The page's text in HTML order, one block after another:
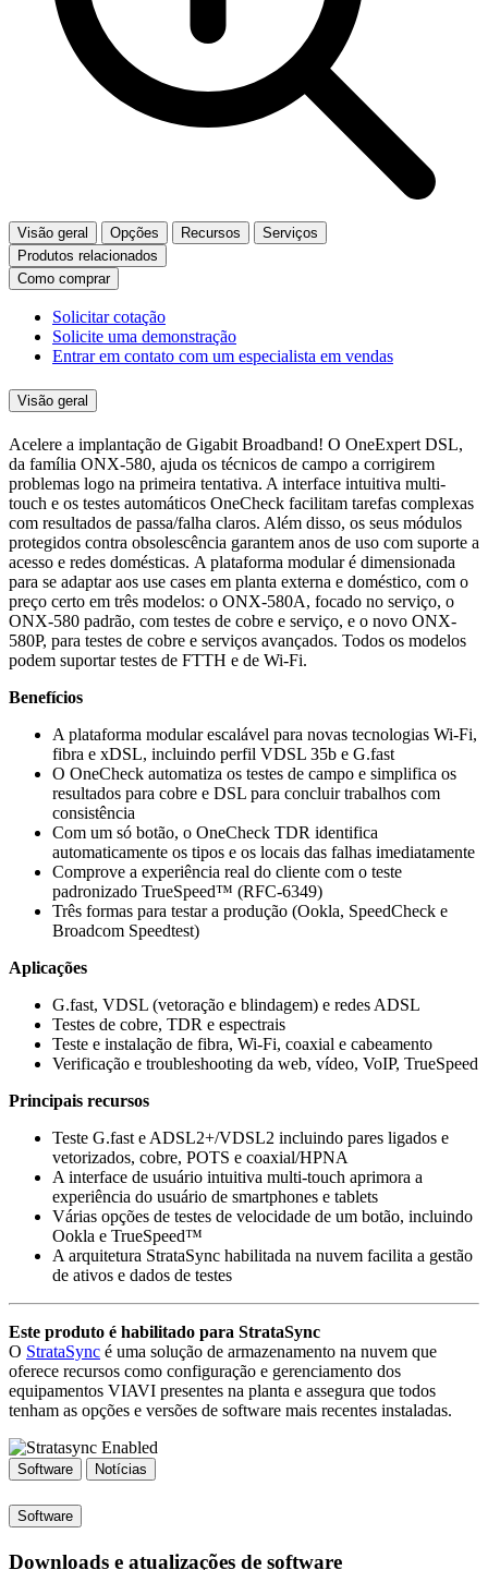
Visão geral Opções Recursos
Serviços
Produtos relacionados
Como comprar
Solicitar cotação
Solicite uma demonstração
Entrar em contato com um especialista em vendas
Visão geral
Acelere a implantação de Gigabit Broadband! O OneExpert DSL,
da família ONX-580, ajuda os técnicos de campo a corrigirem
problemas logo na primeira tentativa. A interface intuitiva multi-
touch e os testes automáticos OneCheck facilitam tarefas complexas
com resultados de passa/falha claros. Além disso, os seus módulos
protegidos contra obsolescência garantem anos de uso com suporte a
acesso e redes domésticas. A plataforma modular é dimensionada
para se adaptar aos use cases em planta externa e doméstico, com o
preço certo em três modelos: o ONX-580A, focado no serviço, o
ONX-580 padrão, com testes de cobre e serviço, e o novo ONX-
580P, para testes de cobre e serviços avançados. Todos os modelos
podem suportar testes de FTTH e de Wi-Fi.
Benefícios
A plataforma modular escalável para novas tecnologias Wi-Fi,
fibra e xDSL, incluindo perfil VDSL 35b e G.fast
O OneCheck automatiza os testes de campo e simplifica os
resultados para cobre e DSL para concluir trabalhos com
consistência
Com um só botão, o OneCheck TDR identifica
automaticamente os tipos e os locais das falhas imediatamente
Comprove a experiência real do cliente com o teste
padronizado TrueSpeed™ (RFC-6349)
Três formas para testar a produção (Ookla, SpeedCheck e
Broadcom Speedtest)
Aplicações
G.fast, VDSL (vetoração e blindagem) e redes ADSL
Testes de cobre, TDR e espectrais
Teste e instalação de fibra, Wi-Fi, coaxial e cabeamento
Verificação e troubleshooting da web, vídeo, VoIP, TrueSpeed
Principais recursos
Teste G.fast e ADSL2+/VDSL2 incluindo pares ligados e
vetorizados, cobre, POTS e coaxial/HPNA
A interface de usuário intuitiva multi-touch aprimora a
experiência do usuário de smartphones e tablets
Várias opções de testes de velocidade de um botão, incluindo
Ookla e TrueSpeed™
A arquitetura StrataSync habilitada na nuvem facilita a gestão
de ativos e dados de testes
Este produto é habilitado para StrataSync
O StrataSync é uma solução de armazenamento na nuvem que
oferece recursos como configuração e gerenciamento dos
equipamentos VIAVI presentes na planta e assegura que todos
tenham as opções e versões de software mais recentes instaladas.
Software Notícias
Software
Downloads e atualizações de software